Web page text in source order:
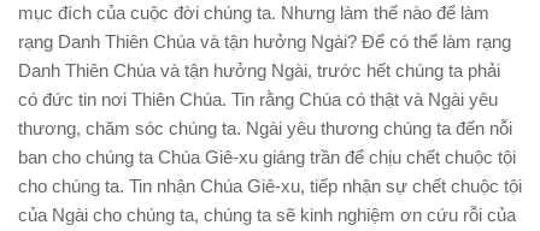
mục đích của cuộc đời chúng ta. Nhưng làm thế nào để làm
rạng Danh Thiên Chúa và tận hưởng Ngài? Để có thể làm rạng
Danh Thiên Chúa và tận hưởng Ngài, trước hết chúng ta phải
có đức tin nơi Thiên Chúa. Tin rằng Chúa có thật và Ngài yêu
thương, chăm sóc chúng ta. Ngài yêu thương chúng ta đến nỗi
ban cho chúng ta Chúa Giê-xu giáng trần để chịu chết chuộc tội
cho chúng ta. Tin nhận Chúa Giê-xu, tiếp nhận sự chết chuộc tội
của Ngài cho chúng ta, chúng ta sẽ kinh nghiệm ơn cứu rỗi của